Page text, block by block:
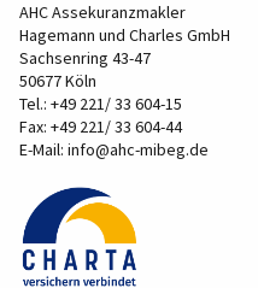
AHC Assekuranzmakler
Hagemann und Charles GmbH
Sachsenring 43-47
50677 Köln
Tel.: +49 221/ 33 604-15
Fax: +49 221/ 33 604-44
E-Mail: info@ahc-mibeg.de